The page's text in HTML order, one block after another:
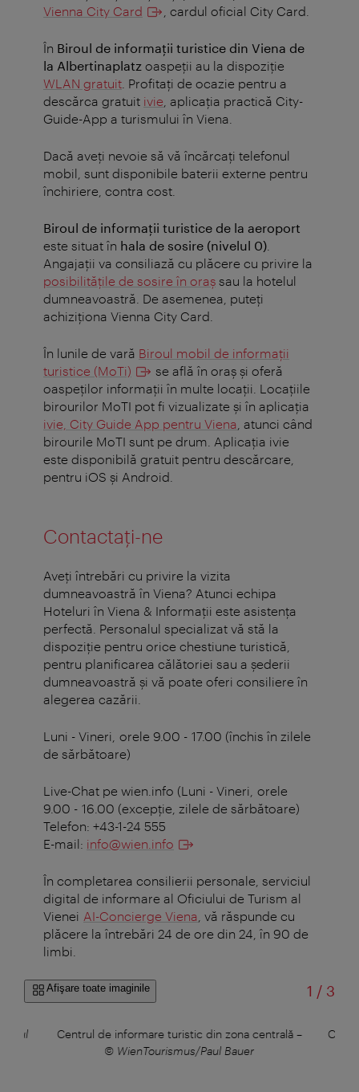
Vienna City Card
, cardul oficial City Card.
În Biroul de informaţii turistice din Viena de
la Albertinaplatz oaspeţii au la dispoziţie
WLAN gratuit Profitați de ocazie pentru a
descărca gratuit ivie , aplicaţia practică City-
Guide-App a turismului în Viena.
Dacă aveți nevoie să vă încărcați telefonul
mobil, sunt disponibile baterii externe pentru
închiriere, contra cost.
Biroul de informaţii turistice de la aeroport
este situat în hala de sosire (nivelul 0)
Angajaţii va consiliază cu plăcere cu privire la
posibilităţile de sosire în oraş sau la hotelul
dumneavoastră. De asemenea, puteți
achiziționa Vienna City Card.
În lunile de vară Biroul mobil de informaţii
turistice (MoTi)
se află în oraș și oferă
oaspeților informații în multe locații. Locaţiile
birourilor MoTI pot fi vizualizate şi în aplicaţia
ivie, City Guide App pentru Viena , atunci când
birourile MoTI sunt pe drum. Aplicaţia ivie
este disponibilă gratuit pentru descărcare,
pentru iOS şi Android.
Contactaţi-ne
Aveţi întrebări cu privire la vizita
dumneavoastră în Viena? Atunci echipa
Hoteluri în Viena & Informaţii este asistenţa
perfectă. Personalul specializat vă stă la
dispoziţie pentru orice chestiune turistică,
pentru planificarea călătoriei sau a şederii
dumneavoastră şi vă poate oferi consiliere în
alegerea cazării.
Luni - Vineri, orele 9.00 - 17.00 (închis în zilele
de sărbătoare)
Live-Chat pe wien.info (Luni - Vineri, orele
9.00 - 16.00 (excepţie, zilele de sărbătoare)
Telefon: +43-1-24 555
E-mail: info@wien.info
În completarea consilierii personale, serviciul
digital de informare al Oficiului de Turism al
Vienei AI-Concierge Viena , vă răspunde cu
plăcere la întrebări 24 de ore din 24, în 90 de
limbi.
Afişare toate imaginile 1 /din
3
Paul Centrul de informare turistic din zona centrală–
© WienTourismus/Paul Bauer